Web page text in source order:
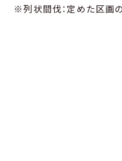
※列状間伐：定めた区画